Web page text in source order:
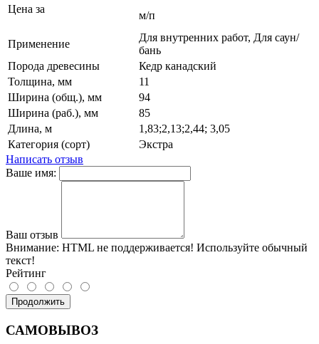
Цена за
м/п
Применение
Для внутренних работ, Для саун/
бань
Порода древесины
Кедр канадский
Толщина, мм
11
Ширина (общ.), мм
94
Ширина (раб.), мм
85
Длина, м
1,83;2,13;2,44; 3,05
Категория (сорт)
Экстра
Написать отзыв
Ваше имя:
Ваш отзыв
Внимание: HTML не поддерживается! Используйте обычный
текст!
Рейтинг
Продолжить
САМОВЫВОЗ